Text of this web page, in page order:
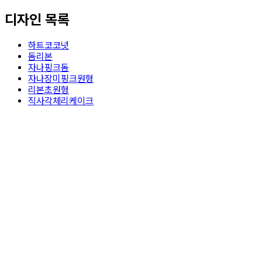
디자인 목록
하트코코넛
돔리본
자나핑크돔
자나장미핑크원형
리본초원형
직사각체리케이크